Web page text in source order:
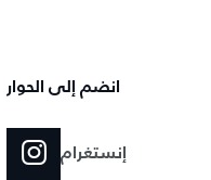
انضم إلى الحوار
إنستغرام